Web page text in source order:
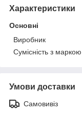
Характеристики
Основні
Виробник
Сумісність з маркою
Умови доставки
Самовивіз